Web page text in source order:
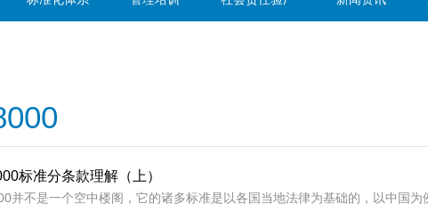
标准分条款理解（上）
并不是一个空中楼阁，它的诸多标准是以各国当地法律为基础的，以中国